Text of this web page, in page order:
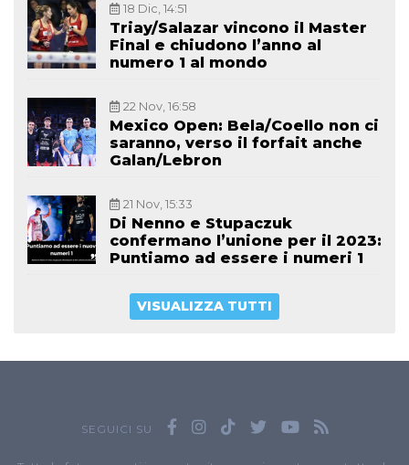
18 Dic, 14:51
Triay/Salazar vincono il Master
Final e chiudono l’anno al
numero 1 al mondo
22 Nov, 16:58
Mexico Open: Bela/Coello non ci
saranno, verso il forfait anche
Galan/Lebron
21 Nov, 15:33
Di Nenno e Stupaczuk
confermano l’unione per il 2023:
Puntiamo ad essere i numeri 1
VISUALIZZA TUTTI
SEGUICI SU